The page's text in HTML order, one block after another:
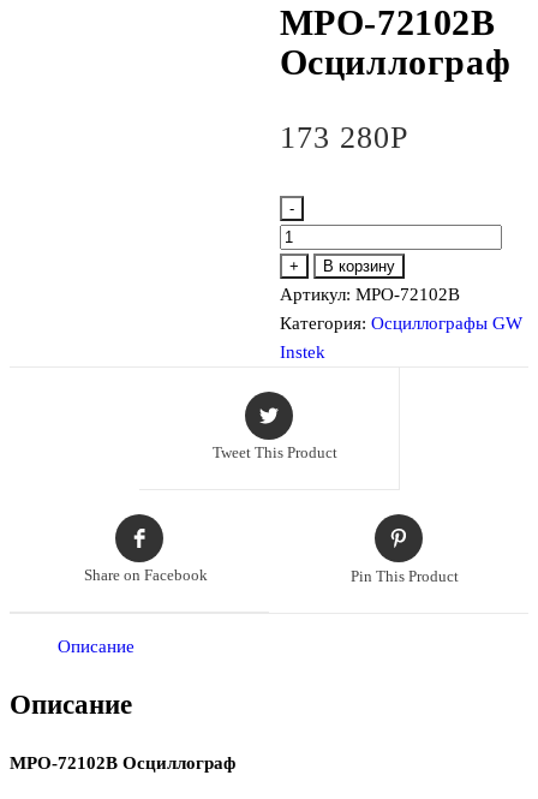
MPO-72102B
Осциллограф
173 280Р
-
Количество
товара
MPO-
72102B
Осциллограф
+ В корзину
Артикул: MPO-72102B
Категория: Осциллографы GW
Instek
Tweet This Product
Share on Facebook Pin This Product
Описание
Описание
MPO-72102B Осциллограф